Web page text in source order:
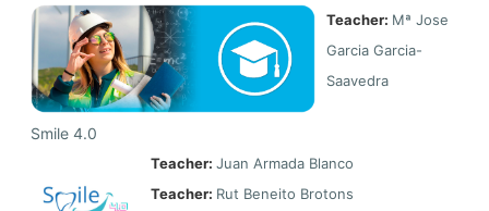
Teacher: Mª Jose
Garcia Garcia-
Saavedra
Smile 4.0
Teacher: Juan Armada Blanco
Teacher: Rut Beneito Brotons